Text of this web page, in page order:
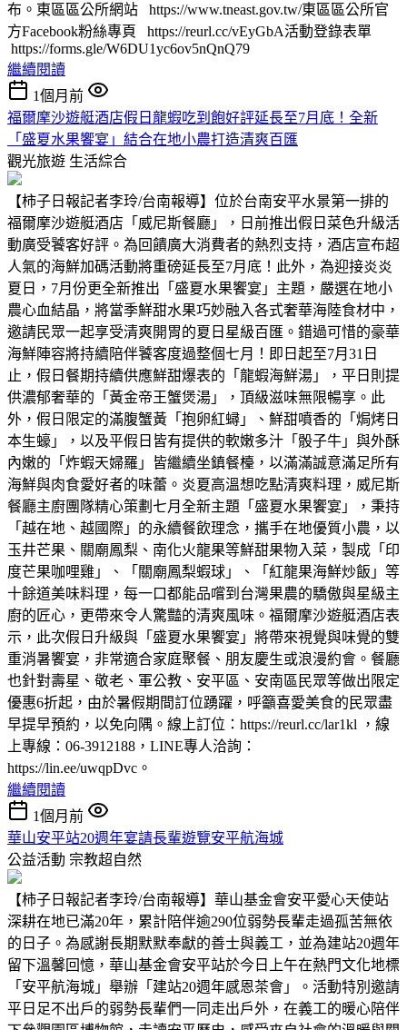
布。東區區公所網站 https://www.tneast.gov.tw/東區區公所官
方Facebook粉絲專頁 https://reurl.cc/vEyGbA活動登錄表單
https://forms.gle/W6DU1yc6ov5nQnQ79
繼續閱讀
1個月前
福爾摩沙遊艇酒店假日龍蝦吃到飽好評延長至7月底！全新
「盛夏水果饗宴」結合在地小農打造清爽百匯
觀光旅遊 生活綜合
【柿子日報記者李玲/台南報導】位於台南安平水景第一排的
福爾摩沙遊艇酒店「威尼斯餐廳」，日前推出假日菜色升級活
動廣受饕客好評。為回饋廣大消費者的熱烈支持，酒店宣布超
人氣的海鮮加碼活動將重磅延長至7月底！此外，為迎接炎炎
夏日，7月份更全新推出「盛夏水果饗宴」主題，嚴選在地小
農心血結晶，將當季鮮甜水果巧妙融入各式奢華海陸食材中，
邀請民眾一起享受清爽開胃的夏日星級百匯。錯過可惜的豪華
海鮮陣容將持續陪伴饕客度過整個七月！即日起至7月31日
止，假日餐期持續供應鮮甜爆表的「龍蝦海鮮湯」，平日則提
供濃郁奢華的「黃金帝王蟹煲湯」，頂級滋味無限暢享。此
外，假日限定的滿腹蟹黃「抱卵紅蟳」、鮮甜噴香的「焗烤日
本生蠔」，以及平假日皆有提供的軟嫩多汁「骰子牛」與外酥
內嫩的「炸蝦天婦羅」皆繼續坐鎮餐檯，以滿滿誠意滿足所有
海鮮與肉食愛好者的味蕾。炎夏高溫想吃點清爽料理，威尼斯
餐廳主廚團隊精心策劃七月全新主題「盛夏水果饗宴」，秉持
「越在地、越國際」的永續餐飲理念，攜手在地優質小農，以
玉井芒果、關廟鳳梨、南化火龍果等鮮甜果物入菜，製成「印
度芒果咖哩雞」、「關廟鳳梨蝦球」、「紅龍果海鮮炒飯」等
十餘道美味料理，每一口都能品嚐到台灣果農的驕傲與星級主
廚的匠心，更帶來令人驚豔的清爽風味。福爾摩沙遊艇酒店表
示，此次假日升級與「盛夏水果饗宴」將帶來視覺與味覺的雙
重消暑饗宴，非常適合家庭聚餐、朋友慶生或浪漫約會。餐廳
也針對壽星、敬老、軍公教、安平區、安南區民眾等做出限定
優惠6折起，由於暑假期間訂位踴躍，呼籲喜愛美食的民眾盡
早提早預約，以免向隅。線上訂位：https://reurl.cc/lar1kl ，線
上專線：06-3912188，LINE專人洽詢：
https://lin.ee/uwqpDvc。
繼續閱讀
1個月前
華山安平站20週年宴請長輩遊覽安平航海城
公益活動 宗教超自然
【柿子日報記者李玲/台南報導】華山基金會安平愛心天使站
深耕在地已滿20年，累計陪伴逾290位弱勢長輩走過孤苦無依
的日子。為感謝長期默默奉獻的善士與義工，並為建站20週年
留下溫馨回憶，華山基金會安平站於今日上午在熱門文化地標
「安平航海城」舉辦「建站20週年感恩茶會」。活動特別邀請
平日足不出戶的弱勢長輩們一同走出戶外，在義工的暖心陪伴